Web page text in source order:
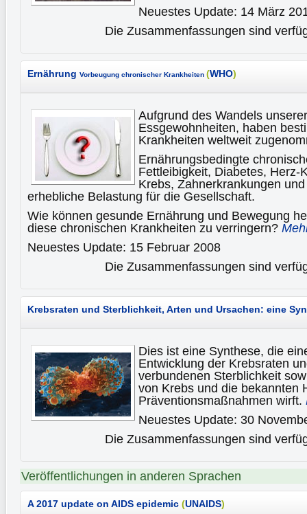
Neuestes Update: 14 März
Die Zusammenfassungen sind
Ernährung Vorbeugung chronischer Krankheiten (WHO)
Aufgrund des Wandels
Essgewohnheiten, haben
Krankheiten weltweit
Ernährungsbedingte
Fettleibigkeit, Diabetes, Herz-
Krebs, Zahnerkrankungen
erhebliche Belastung für die Gesellschaft.
Wie können gesunde Ernährung und Bewegung
diese chronischen Krankheiten zu verringern?
Neuestes Update: 15 Februar 2008
Die Zusammenfassungen sind
Krebsraten und Sterblichkeit, Arten und Ursachen: eine
Dies ist eine Synthese, die
Entwicklung der Krebsraten
verbundenen Sterblichkeit
von Krebs und die bekannten
Präventionsmaßnahmen wirft.
Neuestes Update: 30
Die Zusammenfassungen sind
Veröffentlichungen in anderen Sprachen
A 2017 update on AIDS epidemic (UNAIDS)